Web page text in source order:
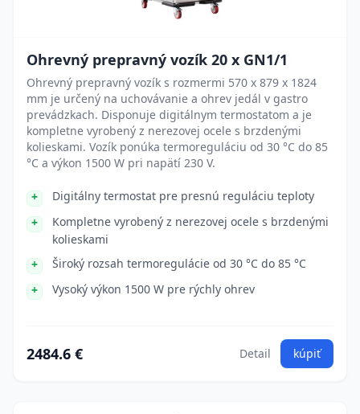
Ohrevný prepravný vozík 20 x GN1/1
Ohrevný prepravný vozík s rozmermi 570 x 879 x 1824
mm je určený na uchovávanie a ohrev jedál v gastro
prevádzkach. Disponuje digitálnym termostatom a je
kompletne vyrobený z nerezovej ocele s brzdenými
kolieskami. Vozík ponúka termoreguláciu od 30 °C do 85
°C a výkon 1500 W pri napätí 230 V.
Digitálny termostat pre presnú reguláciu teploty
Kompletne vyrobený z nerezovej ocele s brzdenými
kolieskami
Široký rozsah termoregulácie od 30 °C do 85 °C
Vysoký výkon 1500 W pre rýchly ohrev
2484.6 € Detail kúpiť